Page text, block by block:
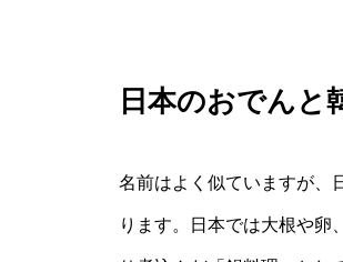
日本のおでんと
名前はよく似ていますが、
ります。日本では大根や卵